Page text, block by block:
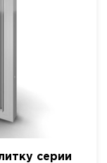
серии